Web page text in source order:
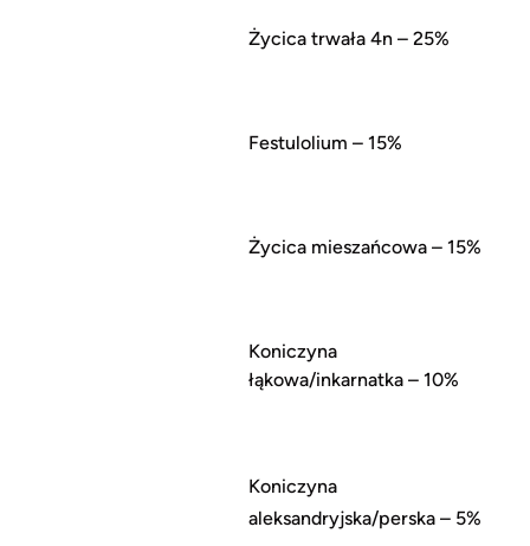
Życica trwała 4n – 25%
Festulolium – 15%
Życica mieszańcowa – 15%
Koniczyna
łąkowa/inkarnatka – 10%
Koniczyna
aleksandryjska/perska – 5%